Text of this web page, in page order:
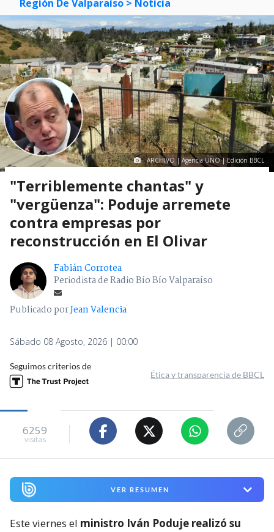
Región De Valparaíso > Noticia
ARCHIVO | Agencia UNO | Edición BBCL
"Terriblemente chantas" y
"vergüenza": Poduje arremete
contra empresas por
reconstrucción en El Olivar
Fabián Corrotea
Periodista de Radio Bío Bío Valparaíso
Publicado porJean Valencia
Sábado 08 Agosto, 2026 | 00:00
Seguimos criterios de
Ética y transparencia de BBCL
6259
visitas
VER RESUMEN
Este viernes el ministro Iván Poduje realizó su